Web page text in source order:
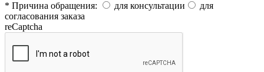
* Причина обращения: для консультации
для
согласования заказа
reCaptcha